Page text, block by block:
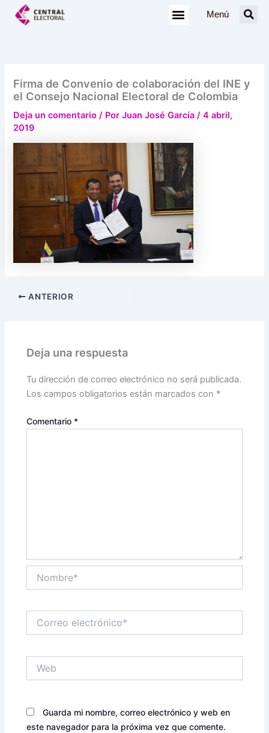
Menú
Firma de Convenio de colaboración del INE y
el Consejo Nacional Electoral de Colombia
Deja un comentario / PorJuan José García/4 abril,
2019
ANTERIOR
Deja una respuesta
Tu dirección de correo electrónico no será publicada.
Los campos obligatorios están marcados con *
Comentario *
electrónico*
Guarda mi nombre, correo electrónico y web en
este navegador para la próxima vez que comente.